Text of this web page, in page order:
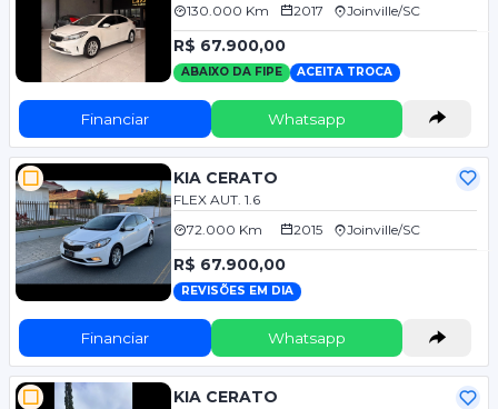
130.000 Km
2017 Joinville/SC
R$ 67.900,00
ABAIXO DA FIPE ACEITA TROCA
Financiar Whatsapp
KIA CERATO
FLEX AUT. 1.6
72.000 Km
2015 Joinville/SC
R$ 67.900,00
REVISÕES EM DIA
Financiar Whatsapp
KIA CERATO